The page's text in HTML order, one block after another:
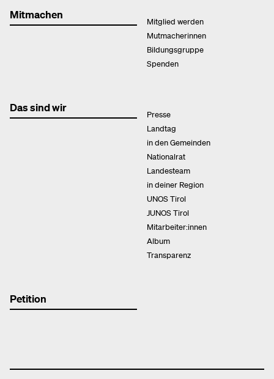
Mitmachen
Mitglied werden
Mutmacherinnen
Bildungsgruppe
Spenden
Das sind wir
Presse
Landtag
in den Gemeinden
Nationalrat
Landesteam
in deiner Region
UNOS Tirol
JUNOS Tirol
Mitarbeiter:innen
Album
Transparenz
Petition